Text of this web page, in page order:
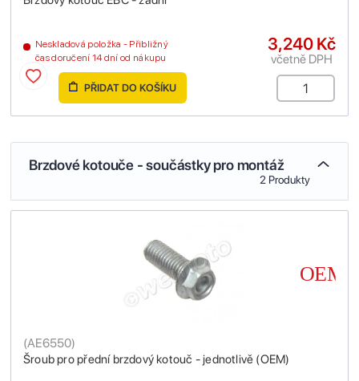
Neskladová položka - Přibližný
čas doručení 14 dní od nákupu
3,240 Kč
včetně DPH
PŘIDAT DO KOŠÍKU
Brzdové kotouče - součástky pro montáž
2 Produkty
Šroub pro přední brzdový kotouč - jednotlivě (OEM)
(AE6550)